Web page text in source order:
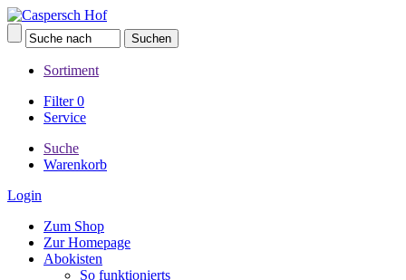
Sortiment
Filter0
Service
Suche
Warenkorb
Login
Zum Shop
Zur Homepage
Abokisten
So funktionierts